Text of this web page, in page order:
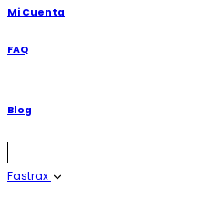
Mi Cuenta
FAQ
Blog
Fastrax